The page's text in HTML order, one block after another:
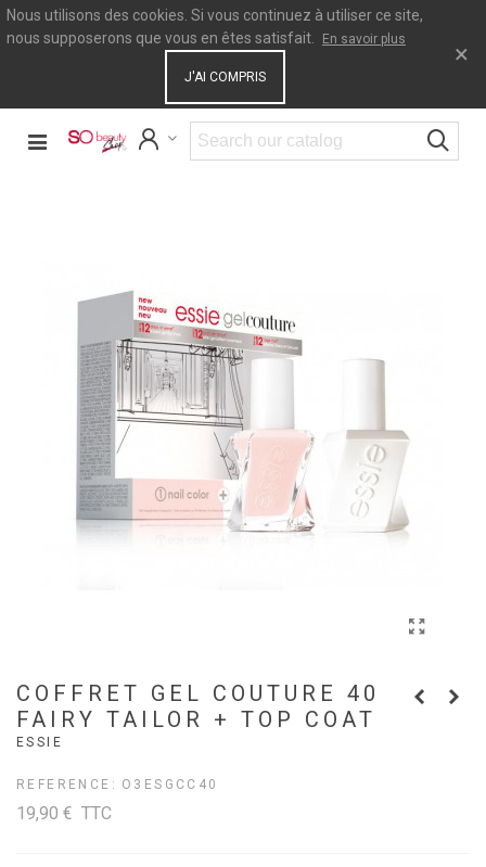
Nous utilisons des cookies. Si vous continuez à utiliser ce site,
nous supposerons que vous en êtes satisfait.
En savoir plus
J'AI COMPRIS
×
COFFRET GEL COUTURE 40
FAIRY TAILOR + TOP COAT
ESSIE
REFERENCE: O3ESGCC40
19,90 € TTC